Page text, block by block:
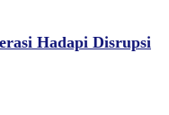
Hadapi Disrupsi